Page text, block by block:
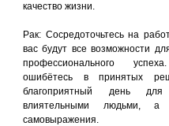
качество жизни.
Рак: Сосредоточьтесь на
вас будут все возможности
профессионального
ошибётесь в принятых
благоприятный день
влиятельными людьми,
самовыражения.